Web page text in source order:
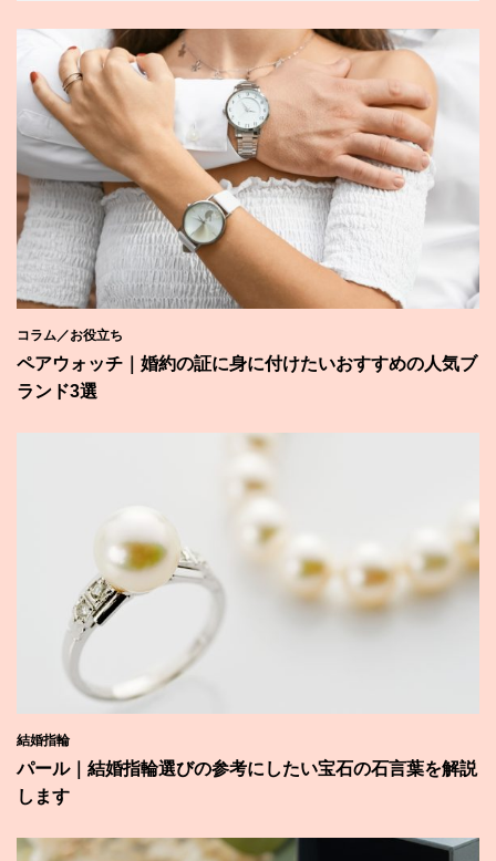
コラム／お役立ち
ペアウォッチ｜婚約の証に身に付けたいおすすめの人気ブ
ランド3選
結婚指輪
パール｜結婚指輪選びの参考にしたい宝石の石言葉を解説
します